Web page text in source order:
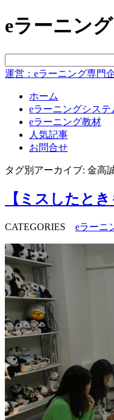
eラーニン
運営：eラーニング専門
ホーム
eラーニングシステ
eラーニング教材
人気記事
お問合せ
タグ別アーカイブ: 金高
【ミスしたと
CATEGORIES eラーニ